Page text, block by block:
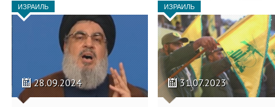
ИЗРАИЛЬ
28.09.2024
ИЗРАИЛЬ
31.07.2023